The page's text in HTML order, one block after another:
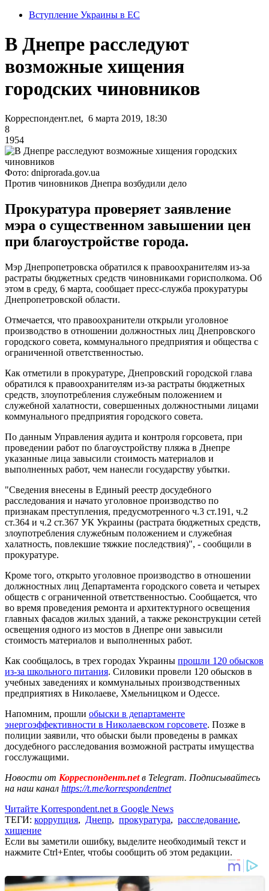
Вступление Украины в ЕС
В Днепре расследуют
возможные хищения
городских чиновников
Корреспондент.net, 6 марта 2019, 18:30
8
1954
Фото: dniprorada.gov.ua
Против чиновников Днепра возбудили дело
Прокуратура проверяет заявление
мэра о существенном завышении цен
при благоустройстве города.
Мэр Днепропетровска обратился к правоохранителям из-за
растраты бюджетных средств чиновниками горисполкома. Об
этом в среду, 6 марта, сообщает пресс-служба прокуратуры
Днепропетровской области.
Отмечается, что правоохранители открыли уголовное
производство в отношении должностных лиц Днепровского
городского совета, коммунального предприятия и общества с
ограниченной ответственностью.
Как отметили в прокуратуре, Днепровский городской глава
обратился к правоохранителям из-за растраты бюджетных
средств, злоупотребления служебным положением и
служебной халатности, совершенных должностными лицами
коммунального предприятия городского совета.
По данным Управления аудита и контроля горсовета, при
проведении работ по благоустройству пляжа в Днепре
указанные лица завысили стоимость материалов и
выполненных работ, чем нанесли государству убытки.
"Сведения внесены в Единый реестр досудебного
расследования и начато уголовное производство по
признакам преступления, предусмотренного ч.3 ст.191, ч.2
ст.364 и ч.2 ст.367 УК Украины (растрата бюджетных средств,
злоупотребления служебным положением и служебная
халатность, повлекшие тяжкие последствия)", - сообщили в
прокуратуре.
Кроме того, открыто уголовное производство в отношении
должностных лиц Департамента городского совета и четырех
обществ с ограниченной ответственностью. Сообщается, что
во время проведения ремонта и архитектурного освещения
главных фасадов жилых зданий, а также реконструкции сетей
освещения одного из мостов в Днепре они завысили
стоимость материалов и выполненных работ.
Как сообщалось, в трех городах Украины прошли 120 обысков
из-за школьного питания. Силовики провели 120 обысков в
учебных заведениях и коммунальных производственных
предприятиях в Николаеве, Хмельницком и Одессе.
Напомним, прошли обыски в департаменте
энергоэффективности в Николаевском горсовете. Позже в
полиции заявили, что обыски были проведены в рамках
досудебного расследования возможной растраты имущества
госслужащими.
Новости от Корреспондент.netв Telegram. Подписывайтесь
на наш канал https://t.me/korrespondentnet
Читайте Korrespondent.net в Google News
ТЕГИ: коррупция, Днепр, прокуратура, расследование,
хищение
Если вы заметили ошибку, выделите необходимый текст и
нажмите Ctrl+Enter, чтобы сообщить об этом редакции.